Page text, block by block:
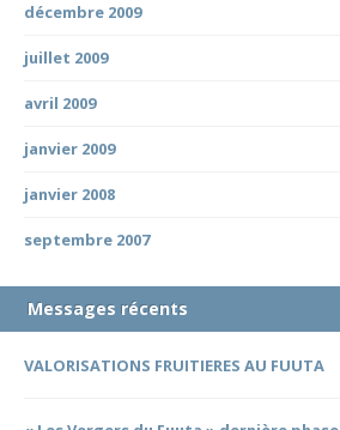
décembre 2009
juillet 2009
avril 2009
janvier 2009
janvier 2008
septembre 2007
Messages récents
VALORISATIONS FRUITIERES AU FUUTA